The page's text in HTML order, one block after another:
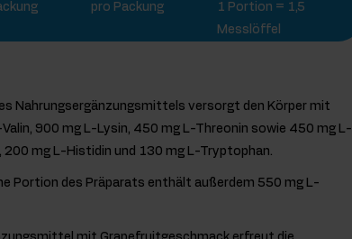
pro Packung
1 Portion = 1,5
Messlöffel
Nahrungsergänzungsmittels versorgt den Körper mit
900 mg L-Lysin, 450 mg L-Threonin sowie 450 mg L-
200 mg L-Histidin und 130 mg L-Tryptophan.
Portion des Präparats enthält außerdem 550 mg L-